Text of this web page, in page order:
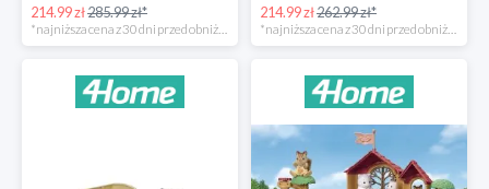
214.99 zł285.99 zł* 214.99 zł262.99 zł*